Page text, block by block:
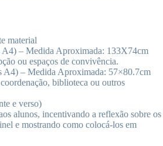
material
A4) – Medida Aproximada: 133X74cm
ou espaços de convivência.
A4) – Medida Aproximada: 57×80.7cm
biblioteca ou outros
e verso)
alunos, incentivando a reflexão sobre os
e mostrando como colocá-los em